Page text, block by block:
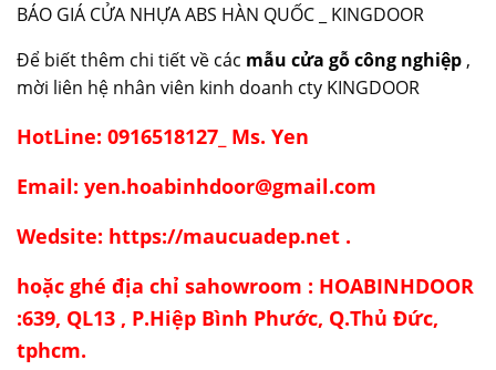
BÁO GIÁ CỬA NHỰA ABS HÀN QUỐC _ KINGDOOR
Để biết thêm chi tiết về các mẫu cửa gỗ công nghiệp ,
mời liên hệ nhân viên kinh doanh cty KINGDOOR
HotLine: 0916518127_ Ms. Yen
Email: yen.hoabinhdoor@gmail.com
Wedsite: https://maucuadep.net .
hoặc ghé địa chỉ sahowroom : HOABINHDOOR
:639, QL13 , P.Hiệp Bình Phước, Q.Thủ Đức,
tphcm.